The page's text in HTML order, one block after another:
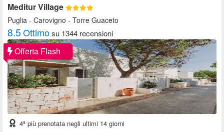
Meditur Village
Puglia - Carovigno - Torre Guaceto
8.5Ottimosu 1344 recensioni
Offerta Flash
4ª più prenotata negli ultimi 14 giorni